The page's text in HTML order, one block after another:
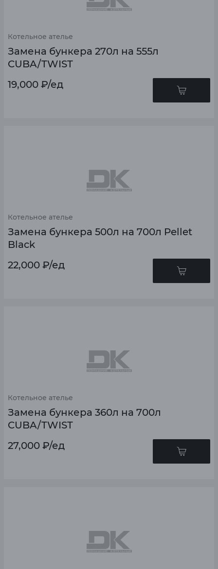
Котельное ателье
Замена бункера 270л на 555л
CUBA/TWIST
19,000 ₽/ед
Котельное ателье
Замена бункера 500л на 700л Pellet
Black
22,000 ₽/ед
Котельное ателье
Замена бункера 360л на 700л
CUBA/TWIST
27,000 ₽/ед